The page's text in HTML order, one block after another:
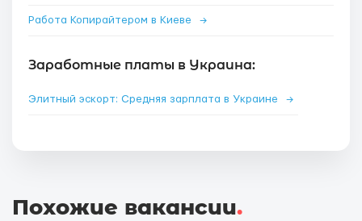
Работа Копирайтером в Киеве →
Заработные платы в Украина:
Элитный эскорт: Средняя зарплата в Украине →
Похожие вакансии.